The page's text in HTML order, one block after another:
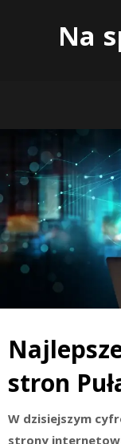
Na
stron
W dzisiejszym
strony